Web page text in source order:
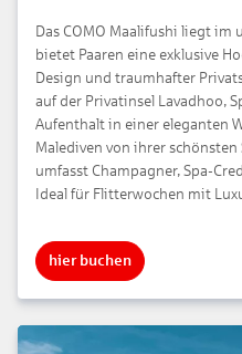
Das COMO Maalifushi liegt im
bietet Paaren eine exklusive
Design und traumhafter
auf der Privatinsel Lavadhoo,
Aufenthalt in einer eleganten
Malediven von ihrer schönsten
umfasst Champagner, Spa-
Ideal für Flitterwochen mit
hier buchen